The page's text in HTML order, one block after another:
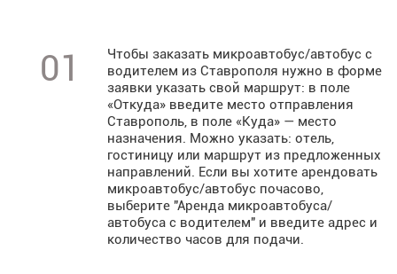
01
Чтобы заказать микроавтобус/автобус с
водителем из Ставрополя нужно в форме
заявки указать свой маршрут: в поле
«Откуда» введите место отправления
Ставрополь, в поле «Куда» — место
назначения. Можно указать: отель,
гостиницу или маршрут из предложенных
направлений. Если вы хотите арендовать
микроавтобус/автобус почасово,
выберите "Аренда микроавтобуса/
автобуса с водителем" и введите адрес и
количество часов для подачи.